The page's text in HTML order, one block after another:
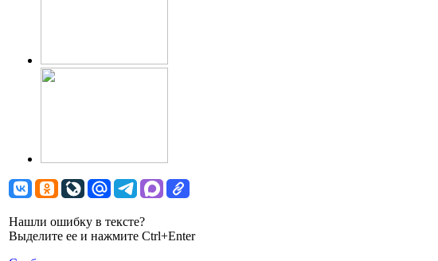
Нашли ошибку в тексте?
Выделите ее и нажмите Ctrl+Enter